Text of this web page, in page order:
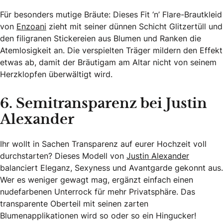
Für besonders mutige Bräute: Dieses Fit ‘n’ Flare-Brautkleid
von Enzoani zieht mit seiner dünnen Schicht Glitzertüll und
den filigranen Stickereien aus Blumen und Ranken die
Atemlosigkeit an. Die verspielten Träger mildern den Effekt
etwas ab, damit der Bräutigam am Altar nicht von seinem
Herzklopfen überwältigt wird.
6. Semitransparenz bei Justin
Alexander
Ihr wollt in Sachen Transparenz auf eurer Hochzeit voll
durchstarten? Dieses Modell von Justin Alexander
balanciert Eleganz, Sexyness und Avantgarde gekonnt aus.
Wer es weniger gewagt mag, ergänzt einfach einen
nudefarbenen Unterrock für mehr Privatsphäre. Das
transparente Oberteil mit seinen zarten
Blumenapplikationen wird so oder so ein Hingucker!